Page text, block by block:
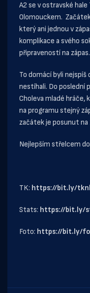
A2 se v ostravské
Olomouckem.
který ani jednou v
komplikace a svého
připraveností na zápas.
To domácí byli
nestíhali. Do poslední
Choleva mladé hráče,
na programu stejný
začátek je posunut na
Nejlepším střelcem
TK: https://bit.ly/
Stats: https://bit.ly/
Foto: https://bit.ly/